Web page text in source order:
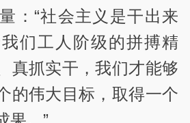
：“社会主义是干出来
们工人阶级的拼搏精
真抓实干，我们才能够
的伟大目标，取得一个